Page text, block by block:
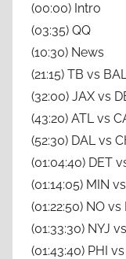
(00:00) Intro
(03:35) QQ
(10:30) News
(21:15) TB vs BAL
(32:00) JAX vs
(43:20) ATL vs
(52:30) DAL vs
(01:04:40) DET
(01:14:05) MIN
(01:22:50) NO vs
(01:33:30) NYJ
(01:43:40) PHI